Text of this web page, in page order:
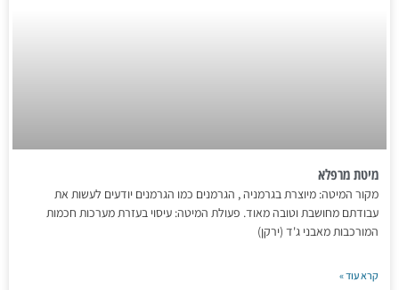
מיטת מרפלא
מקור המיטה: מיוצרת בגרמניה , הגרמנים כמו הגרמנים יודעים לעשות את
עבודתם מחושבת וטובה מאוד. פעולת המיטה: עיסוי בעזרת מערכות חכמות
המורכבות מאבני ג'ד (ירקן)
קרא עוד »